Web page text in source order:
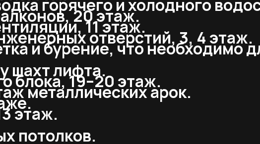
горячего и холодного
20 этаж.
11 этаж.
отверстий, 3, 4 этаж.
и бурение, что необходимо
шахт лифта.
блока, 19–20 этаж.
металлических арок.
этаж.
потолков.